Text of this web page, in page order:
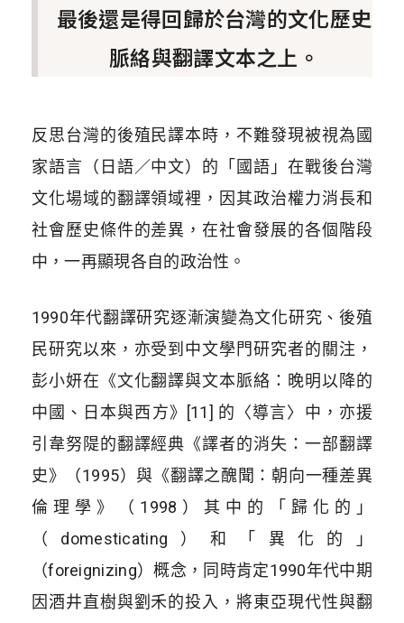
最後還是得回歸於台灣的文化歷史
脈絡與翻譯文本之上。
反思台灣的後殖民譯本時，不難發現被視為國
家語言（日語／中文）的「國語」在戰後台灣
文化場域的翻譯領域裡，因其政治權力消長和
社會歷史條件的差異，在社會發展的各個階段
中，一再顯現各自的政治性。
1990年代翻譯研究逐漸演變為文化研究、後殖
民研究以來，亦受到中文學門研究者的關注，
彭小妍在《文化翻譯與文本脈絡：晚明以降的
中國、日本與西方》[11] 的〈導言〉中，亦援
引韋努隄的翻譯經典《譯者的消失：一部翻譯
史》（1995）與《翻譯之醜聞：朝向一種差異
倫理學》（1998）其中的「歸化的」
（domesticating）和「異化的」
（foreignizing）概念，同時肯定1990年代中期
因酒井直樹與劉禾的投入，將東亞現代性與翻